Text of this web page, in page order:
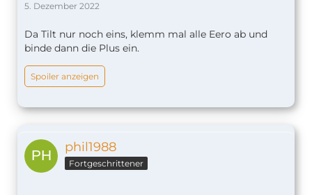
5. Dezember 2022
Da Tilt nur noch eins, klemm mal alle Eero ab und
binde dann die Plus ein.
Spoiler anzeigen
phil1988
Fortgeschrittener